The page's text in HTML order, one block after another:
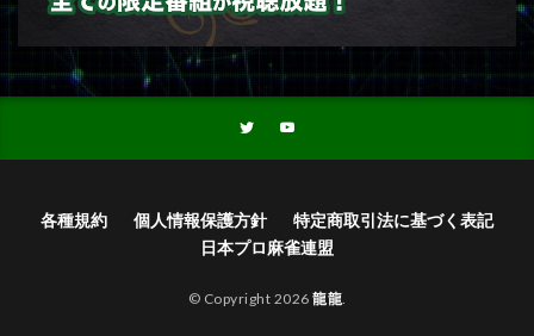
各種規約 個人情報保護方針
特定商取引法に基づく表記
日本プロ麻雀連盟
© Copyright 2026 龍龍.